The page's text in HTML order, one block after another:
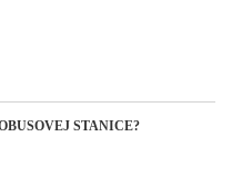
STANICE?